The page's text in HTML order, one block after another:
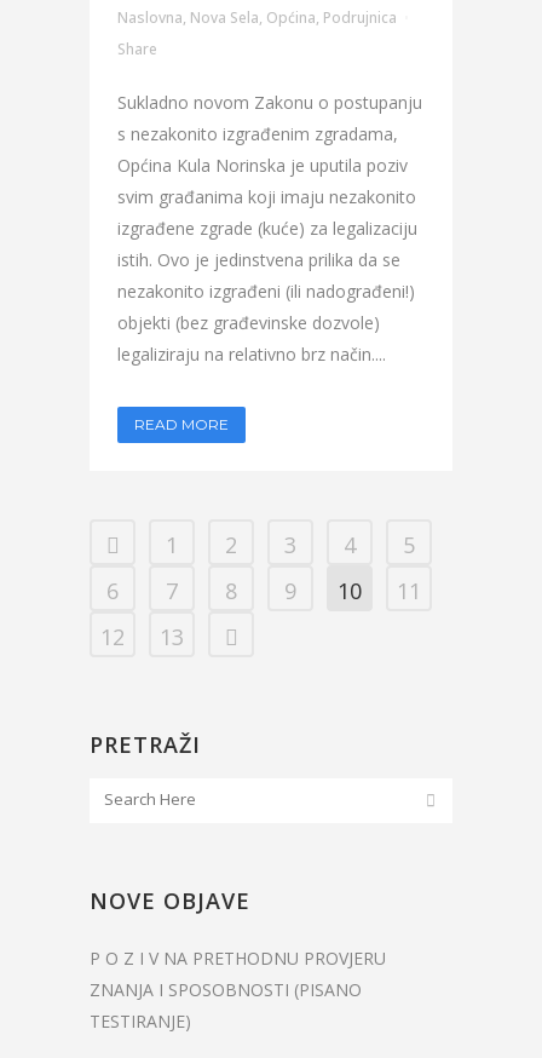
Naslovna, Nova Sela, Općina, Podrujnica
Share
Sukladno novom Zakonu o postupanju
s nezakonito izgrađenim zgradama,
Općina Kula Norinska je uputila poziv
svim građanima koji imaju nezakonito
izgrađene zgrade (kuće) za legalizaciju
istih. Ovo je jedinstvena prilika da se
nezakonito izgrađeni (ili nadograđeni!)
objekti (bez građevinske dozvole)
legaliziraju na relativno brz način....
READ MORE
1 2 3 4
5
6
7 8 9 10
11
12
13
PRETRAŽI
NOVE OBJAVE
P O Z I V NA PRETHODNU PROVJERU
ZNANJA I SPOSOBNOSTI (PISANO
TESTIRANJE)